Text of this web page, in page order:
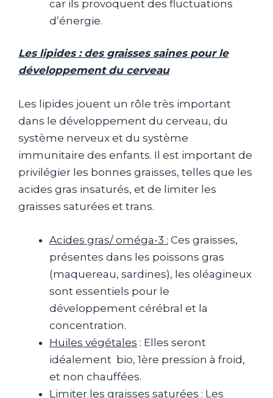
car ils provoquent des fluctuations
d’énergie.
Les lipides : des graisses saines pour le
développement du cerveau
Les lipides jouent un rôle très important
dans le développement du cerveau, du
système nerveux et du système
immunitaire des enfants. Il est important de
privilégier les bonnes graisses, telles que les
acides gras insaturés, et de limiter les
graisses saturées et trans.
Acides gras/ oméga-3 : Ces graisses,
présentes dans les poissons gras
(maquereau, sardines), les oléagineux
sont essentiels pour le
développement cérébral et la
concentration.
Huiles végétales : Elles seront
idéalement bio, 1ère pression à froid,
et non chauffées.
Limiter les graisses saturées : Les